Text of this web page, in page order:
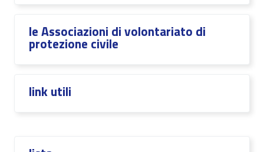
le Associazioni di volontariato di
protezione civile
link utili